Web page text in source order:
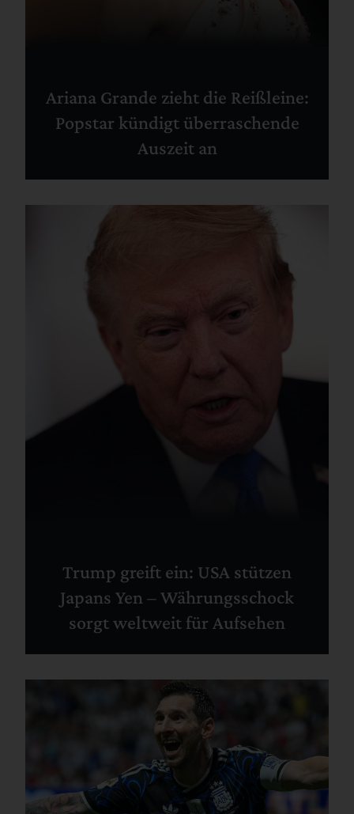
Ariana Grande zieht die Reißleine:
Popstar kündigt überraschende
Auszeit an
Trump greift ein: USA stützen
Japans Yen – Währungsschock
sorgt weltweit für Aufsehen